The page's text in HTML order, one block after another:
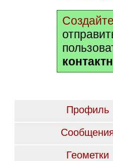
Профиль
Геометки